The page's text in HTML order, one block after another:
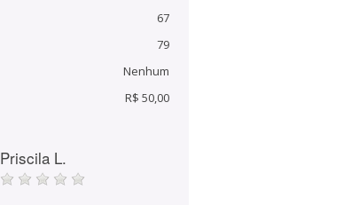
67
79
Nenhum
R$ 50,00
Priscila L.